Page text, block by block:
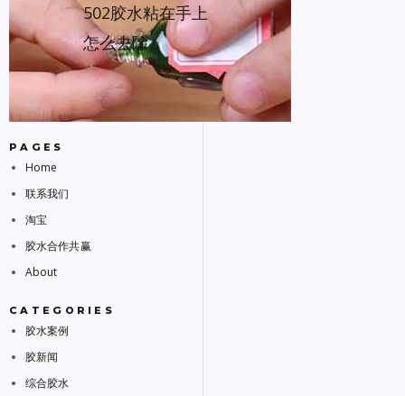
502胶水粘在手上
怎么去除
PAGES
Home
联系我们
淘宝
胶水合作共赢
About
CATEGORIES
胶水案例
胶新闻
综合胶水